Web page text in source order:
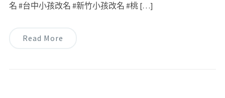
名 #台中小孩改名 #新竹小孩改名 #桃 […]
Read More